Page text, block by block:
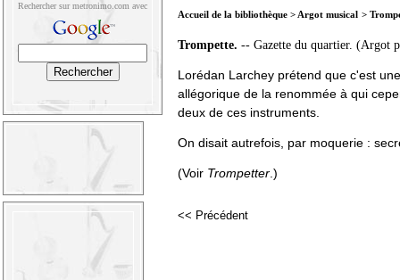
Rechercher sur metronimo.com avec
Accueil de la bibliothèque > Argot musical >
Trompette. -- Gazette du quartier. (Argot
Lorédan Larchey prétend que c'est
allégorique de la renommée à qui
deux de ces instruments.
On disait autrefois, par moquerie :
(Voir Trompetter .)
<< Précédent